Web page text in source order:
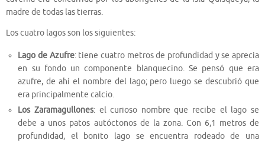
madre de todas las tierras.
Los cuatro lagos son los siguientes:
Lago de Azufre: tiene cuatro metros de profundidad y se aprecia
en su fondo un componente blanquecino. Se pensó que era
azufre, de ahí el nombre del lago; pero luego se descubrió que
era principalmente calcio.
Los Zaramagullones: el curioso nombre que recibe el lago se
debe a unos patos autóctonos de la zona. Con 6,1 metros de
profundidad, el bonito lago se encuentra rodeado de una